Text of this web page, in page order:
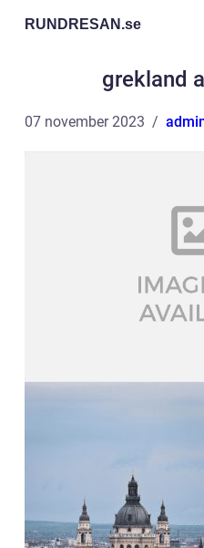
RUNDRESAN.se
grekland
07 november 2023